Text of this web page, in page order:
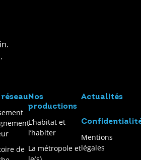
de
Nos
productions
L’habitat et
l’habiter
La métropole et
Actualités
Mentions
légales